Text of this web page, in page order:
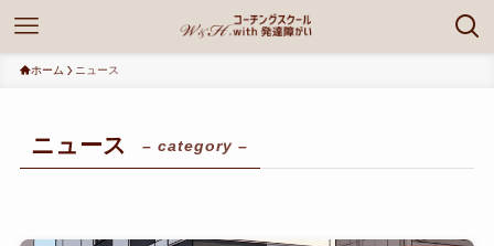
ホーム ニュース
ニュース – category –